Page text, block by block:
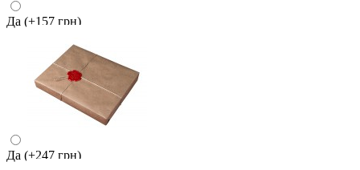
Да (+157 грн)
Да (+247 грн)